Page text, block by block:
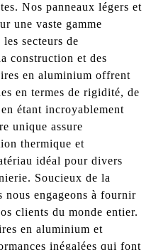
Nos panneaux légers et
une vaste gamme
secteurs de
construction et des
en aluminium offrent
en termes de rigidité, de
étant incroyablement
unique assure
thermique et
idéal pour divers
Soucieux de la
nous engageons à fournir
clients du monde entier.
en aluminium et
inégalées qui font